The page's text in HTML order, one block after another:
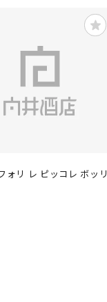
ォリ レ ピッコレ ボッリ